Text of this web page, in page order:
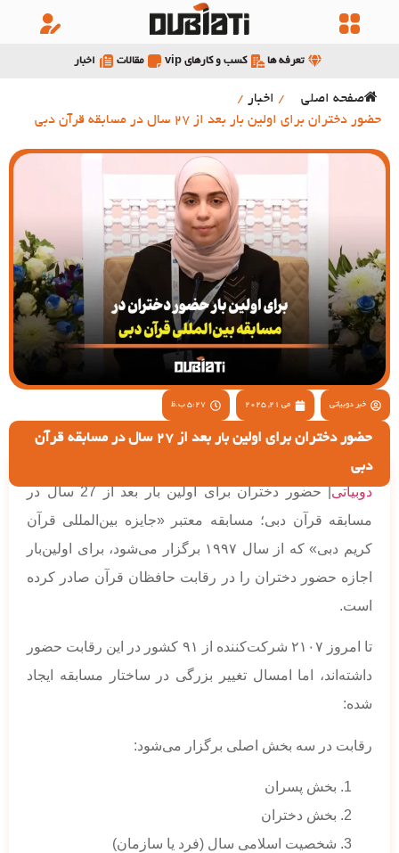
تعرفه ها کسب و کارهای vip مقالات اخبار
صفحه اصلی / اخبار /
حضور دختران برای اولین بار بعد از 27 سال در مسابقه قرآن دبی
خبر دوبیاتی می 21, 2025 5:27 ب.ظ
حضور دختران برای اولین بار بعد از 27 سال در مسابقه قرآن
دبی
دوبیاتی
| حضور دختران برای اولین بار بعد از 27 سال در
مسابقه قرآن دبی؛ مسابقه معتبر «جایزه بین‌المللی قرآن
کریم دبی» که از سال ۱۹۹۷ برگزار می‌شود، برای اولین‌بار
اجازه حضور دختران را در رقابت حافظان قرآن صادر کرده
است.
تا امروز ۲۱۰۷ شرکت‌کننده از ۹۱ کشور در این رقابت حضور
داشته‌اند، اما امسال تغییر بزرگی در ساختار مسابقه ایجاد
شده:
رقابت در سه بخش اصلی برگزار می‌شود:
بخش پسران
بخش دختران
شخصیت اسلامی سال (فرد یا سازمان)